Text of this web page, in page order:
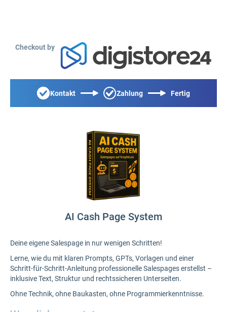
Checkout by
Kontakt Zahlung Fertig
AI Cash Page System
Deine eigene Salespage in nur wenigen Schritten!
Lerne, wie du mit klaren Prompts, GPTs, Vorlagen und einer
Schritt-für-Schritt-Anleitung professionelle Salespages erstellst –
inklusive Text, Struktur und rechtssicheren Unterseiten.
Ohne Technik, ohne Baukasten, ohne Programmierkenntnisse.